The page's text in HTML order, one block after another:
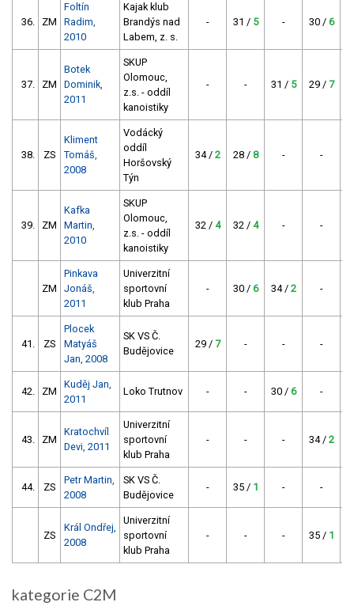
36. ZM
Foltín
Radim,
2010
Kajak klub
Brandýs nad
Labem, z. s.
- 31 / 5 - 30 / 6
37. ZM
Botek
Dominik,
2011
SKUP
Olomouc,
z.s. - oddíl
kanoistiky
- - 31 / 5 29 / 7
38. ZS
Kliment
Tomáš,
2008
Vodácký
oddíl
Horšovský
Týn
34 / 2 28 / 8 - -
39. ZM
Kafka
Martin,
2010
SKUP
Olomouc,
z.s. - oddíl
kanoistiky
32 / 4 32 / 4 - -
ZM
Pinkava
Jonáš,
2011
Univerzitní
sportovní
klub Praha
- 30 / 6 34 / 2 -
41. ZS
Plocek
Matyáš
Jan, 2008
SK VS Č.
Budějovice
29 / 7 - - -
42. ZM
Kuděj Jan,
2011
Loko Trutnov - - 30 / 6 -
43. ZM
Kratochvíl
Devi, 2011
Univerzitní
sportovní
klub Praha
- - - 34 / 2
44. ZS
Petr Martin,
2008
SK VS Č.
Budějovice
- 35 / 1 - -
ZS
Král Ondřej,
2008
Univerzitní
sportovní
klub Praha
- - - 35 / 1
kategorie C2M